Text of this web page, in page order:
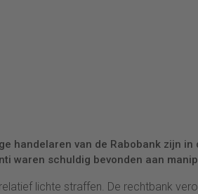
handelaren van de Rabobank zijn
waren schuldig bevonden aan
lichte straffen. De rechtbank